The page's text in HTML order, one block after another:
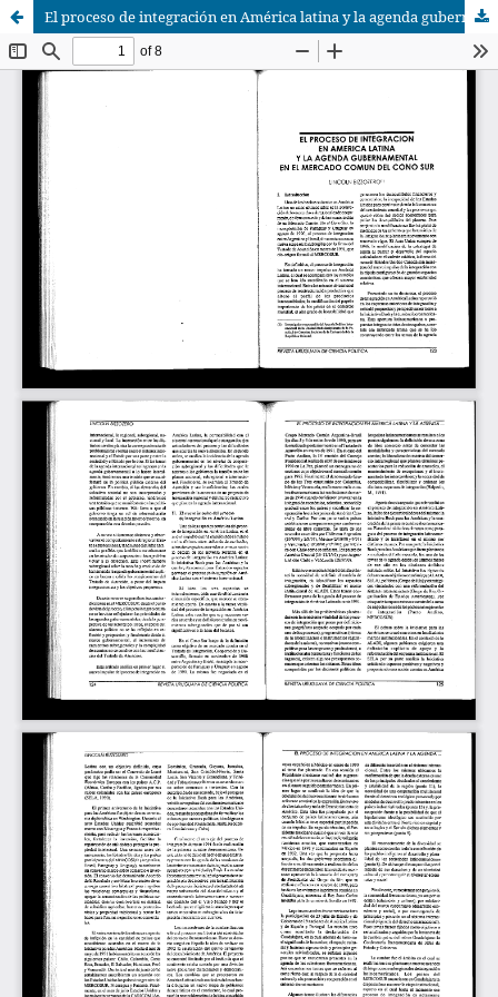
El proceso de integración en América latina y la agenda gubernamental en el mercado común del Cono Sur